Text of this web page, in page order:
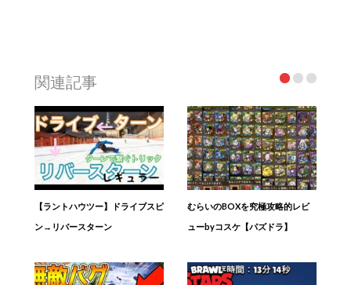
関連記事
【ラントハウツー】ドライブスピ
ン→リバースターン
むらいのBOXを究極攻略的レビ
ューbyコスケ【パズドラ】